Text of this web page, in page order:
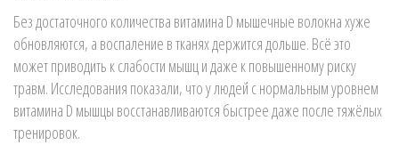
Без достаточного количества витамина D мышечные волокна хуже
обновляются, а воспаление в тканях держится дольше. Всё это
может приводить к слабости мышц и даже к повышенному риску
травм. Исследования показали, что у людей с нормальным уровнем
витамина D мышцы восстанавливаются быстрее даже после тяжёлых
тренировок.